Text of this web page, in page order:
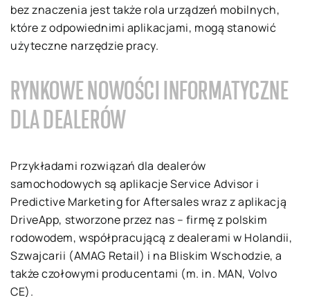
bez znaczenia jest także rola urządzeń mobilnych,
które z odpowiednimi aplikacjami, mogą stanowić
użyteczne narzędzie pracy.
RYNKOWE NOWOŚCI INFORMATYCZNE
DLA DEALERÓW
Przykładami rozwiązań dla dealerów
samochodowych są aplikacje Service Advisor i
Predictive Marketing for Aftersales wraz z aplikacją
DriveApp, stworzone przez nas – firmę z polskim
rodowodem, współpracującą z dealerami w Holandii,
Szwajcarii (AMAG Retail) i na Bliskim Wschodzie, a
także czołowymi producentami (m. in. MAN, Volvo
CE).